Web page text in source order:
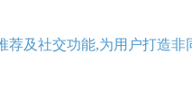
及社交功能,为用户打造